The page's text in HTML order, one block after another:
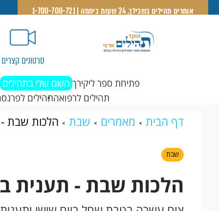
אומרים תהילים בשבילך, 24 שעות ביממה | 1-700-700-721
סרטונים קצרים
פתיחת ספר ליקירך השם שלי בתהילים
תהילים לרפואהתהילים
דף הבית מאמרים שבת הלכות שבת
שבת
הלכות שבת - תענית